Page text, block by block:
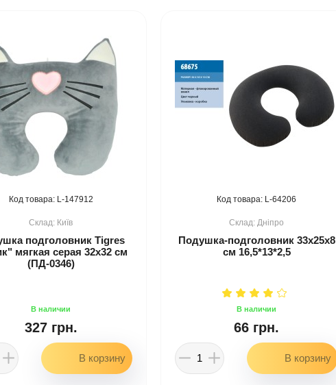
147912
Київ
подголовник Tigres
мягкая серая 32x32 см
(ПД-0346)
327 грн.
64206
Дніпро
Подушка-подголовник 33х25х8
см 16,5*13*2,5
66 грн.